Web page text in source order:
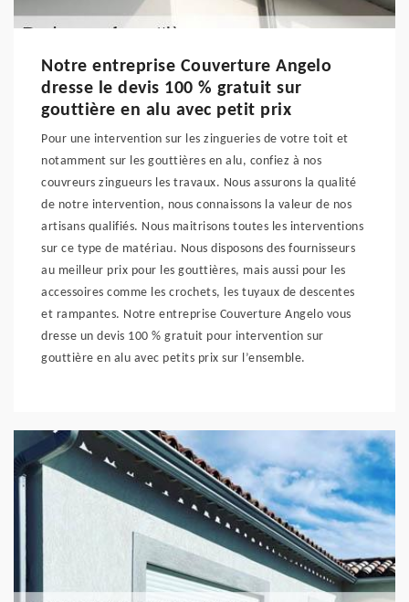
Notre entreprise Couverture Angelo
dresse le devis 100 % gratuit sur
gouttière en alu avec petit prix
Pour une intervention sur les zingueries de votre toit et
notamment sur les gouttières en alu, confiez à nos
couvreurs zingueurs les travaux. Nous assurons la qualité
de notre intervention, nous connaissons la valeur de nos
artisans qualifiés. Nous maitrisons toutes les interventions
sur ce type de matériau. Nous disposons des fournisseurs
au meilleur prix pour les gouttières, mais aussi pour les
accessoires comme les crochets, les tuyaux de descentes
et rampantes. Notre entreprise Couverture Angelo vous
dresse un devis 100 % gratuit pour intervention sur
gouttière en alu avec petits prix sur l’ensemble.